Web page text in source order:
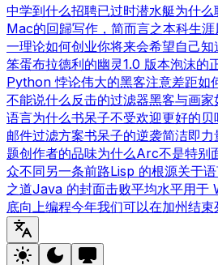
中学到什么招聘已过时潜水艇为什么
Mac的回歸写作，简而言之本科生涯
一理论如何创业你将来会希望自己知
笨蛋布拉德利的幽灵1.0 版本泡沫的
Python 悖论伟大的黑客注意差距如
不能说什么反击的过滤器黑客与画家
语言为什么书呆子不受欢迎更好的贝
邮件过滤方案书呆子的逆袭简洁即力
题创作者的品味为什么Arc不是特别
众不同另一条前路Lisp 的根源关于
之道Java 的封面击败平均水平用于
底向上编程今年我们可以在加州结束